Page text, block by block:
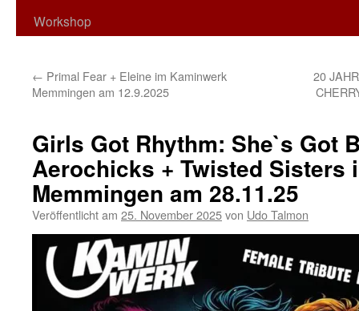
Workshop
← Primal Fear + Eleine im Kaminwerk
Memmingen am 12.9.2025
20
Girls Got Rhythm: She`s Got
Aerochicks + Twisted Sisters
Memmingen am 28.11.25
Veröffentlicht am 25. November 2025von Udo Talmon